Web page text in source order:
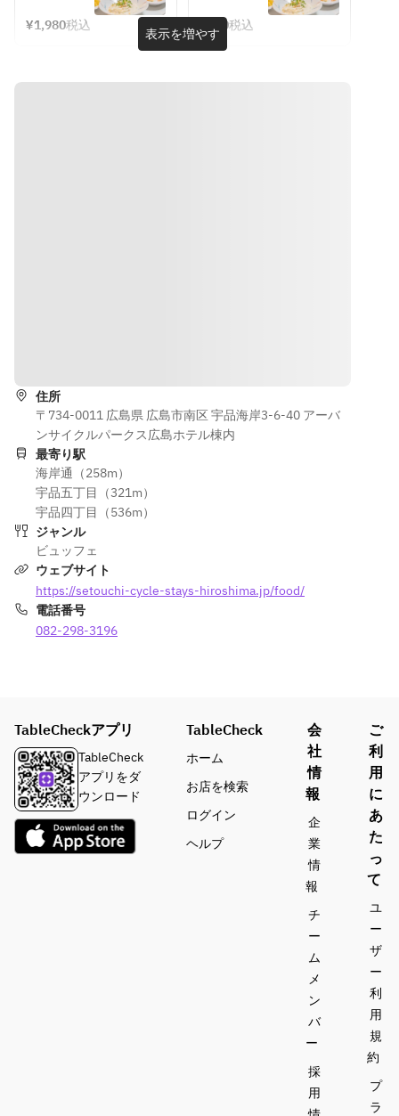
ツ、巣蜜か
をご用意。
ツ、巣蜜か
ら落ちるは
年9月1日以
タや焼き立
¥1,980税込
生)（26年9
月1日以
タや焼き立
てパン、広
¥990税込
表示を増やす
住所
〒734-0011 広島県 広島市南区 宇品海岸3-6-40 アーバ
ンサイクルパークス広島ホテル棟内
最寄り駅
海岸通（258m）
宇品五丁目（321m）
宇品四丁目（536m）
ジャンル
ビュッフェ
ウェブサイト
https://setouchi-cycle-stays-hiroshima.jp/food/
電話番号
082-298-3196
TableCheckアプリ
TableCheck
アプリをダ
ウンロード
TableCheck
ホーム
お店を検索
ログイン
ヘルプ
会
社
情
報
企
業
情
報
チ
ー
ム
メ
ン
バ
ー
採
用
ご
利
用
に
あ
た
っ
て
ユ
ー
ザ
ー
利
用
規
約
プ
ラ